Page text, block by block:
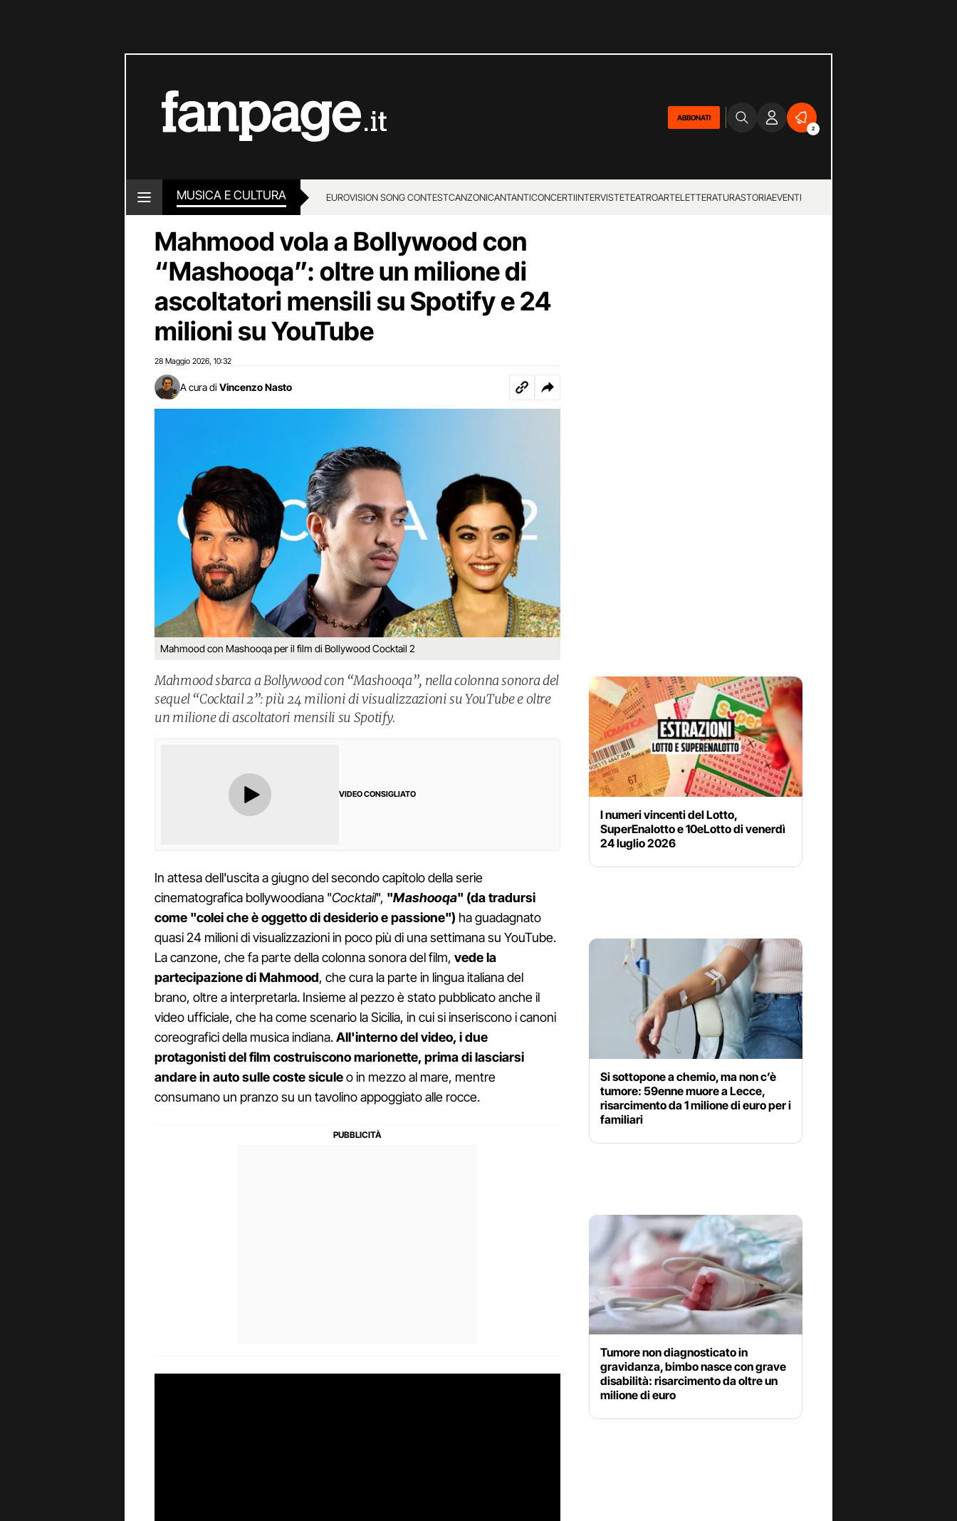
ABBONATI
2
MUSICA E CULTURA EUROVISION SONG CONTESTCANZONICANTANTICONCERTIINTERVISTETEATROARTELETTERATURASTORIAEVENTI
Mahmood vola a Bollywood con
“Mashooqa”: oltre un milione di
ascoltatori mensili su Spotify e 24
milioni su YouTube
28 Maggio 2026 10:32
A cura di Vincenzo Nasto
Mahmood con Mashooqa per il film di Bollywood Cocktail 2
Mahmood sbarca a Bollywood con “Mashooqa”, nella colonna sonora del
sequel “Cocktail 2”: più 24 milioni di visualizzazioni su YouTube e oltre
un milione di ascoltatori mensili su Spotify.
VIDEO CONSIGLIATO
In attesa dell'uscita a giugno del secondo capitolo della serie
cinematografica bollywoodiana "Cocktail", "Mashooqa" (da tradursi
come "colei che è oggetto di desiderio e passione") ha guadagnato
quasi 24 milioni di visualizzazioni in poco più di una settimana su YouTube.
La canzone, che fa parte della colonna sonora del film, vede la
partecipazione di Mahmood, che cura la parte in lingua italiana del
brano, oltre a interpretarla. Insieme al pezzo è stato pubblicato anche il
video ufficiale, che ha come scenario la Sicilia, in cui si inseriscono i canoni
coreografici della musica indiana.All'interno del video, i due
protagonisti del film costruiscono marionette, prima di lasciarsi
andare in auto sulle coste siculeo in mezzo al mare, mentre
consumano un pranzo su un tavolino appoggiato alle rocce.
I numeri vincenti del Lotto,
SuperEnalotto e 10eLotto di venerdì
24 luglio 2026
Si sottopone a chemio, ma non c’è
tumore: 59enne muore a Lecce,
risarcimento da 1 milione di euro per i
familiari
Tumore non diagnosticato in
gravidanza, bimbo nasce con grave
disabilità: risarcimento da oltre un
milione di euro